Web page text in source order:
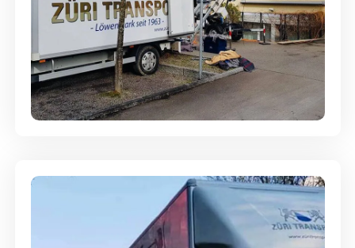
Entsorgung & Räumung